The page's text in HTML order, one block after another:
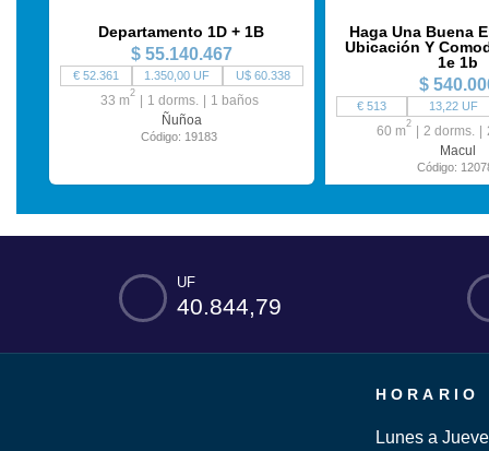
Departamento 1D + 1B
$ 55.140.467
€ 52.361 1.350,00 UF U$ 60.338
33 m2 1 dorms. 1 baños
Ñuñoa
Código: 19183
Haga Una Buena
Ubicación Y
1e 1b
$
€ 513 13,22 UF
60 m2 2 dorms.
Macul
Código:
UF
40.844,79
HORARIO
Lunes a